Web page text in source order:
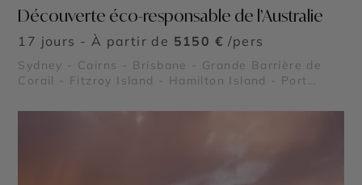
Découverte éco-responsable de l’Australie
17 jours - À partir de 5150 € /pers
Sydney - Cairns - Brisbane - Grande Barrière de
Corail - Fitzroy Island - Hamilton Island - Port
- Whitsundays - Fraser Island